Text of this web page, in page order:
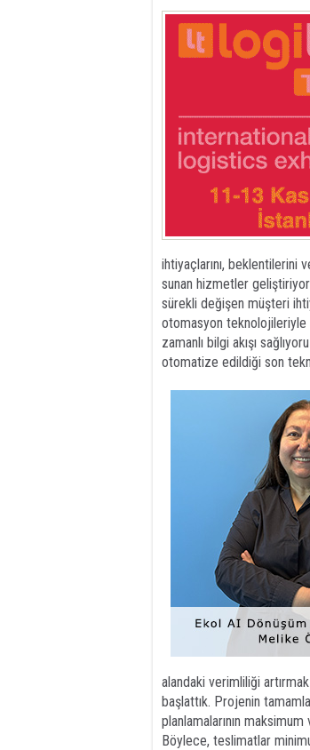
ihtiyaçlarını, beklentilerini
sunan hizmetler
sürekli değişen müşteri
otomasyon teknolojileriyle
zamanlı bilgi akışı
otomatize edildiği son
alandaki verimliliği
başlattık. Projenin
planlamalarının
Böylece, teslimatlar